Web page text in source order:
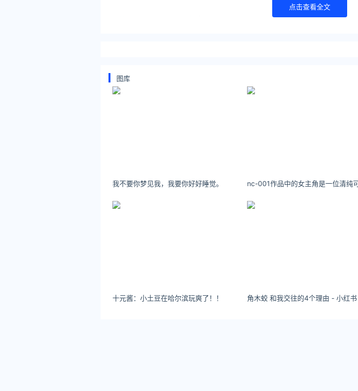
其次，从客户数量和经营指标上，他们认可EC在国内 CRM 行业的
还有最重要的一点是评委们很清晰项目公司和产品公司的差别，他们
牛透社：听说 EC 的香港分公司已经开张，接下来有什么业务发展计
点击查看全文
图库
我不要你梦见我，我要你好好睡觉。
十元酱：小土豆在哈尔滨玩爽了！！ 角木蛟 和我交往的4个理由 - 小红书